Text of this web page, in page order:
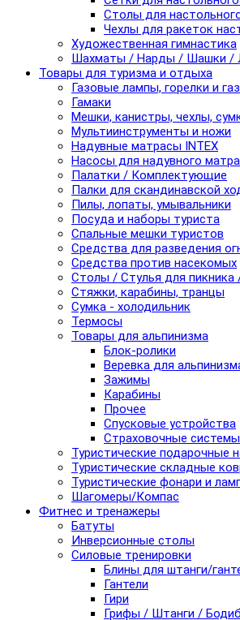
Столы для
Чехлы для ракеток
Художественная гимнастика
Шахматы / Нарды / Шашки /
Товары для туризма и отдыха
Газовые лампы, горелки и
Гамаки
Мешки, канистры, чехлы,
Мультиинструменты и ножи
Надувные матрасы INTEX
Насосы для надувного
Палатки / Комплектующие
Палки для скандинавской
Пилы, лопаты, умывальники
Посуда и наборы туриста
Спальные мешки туристов
Средства для разведения
Средства против насекомых
Столы / Стулья для пикника
Стяжки, карабины, транцы
Сумка - холодильник
Термосы
Товары для альпинизма
Блок-ролики
Веревка для
Зажимы
Карабины
Прочее
Спусковые устройства
Страховочные системы
Туристические подарочные
Туристические складные
Туристические фонари и
Шагомеры/Компас
Фитнес и тренажеры
Батуты
Инверсионные столы
Силовые тренировки
Блины для штанги/
Гантели
Гири
Грифы / Штанги /